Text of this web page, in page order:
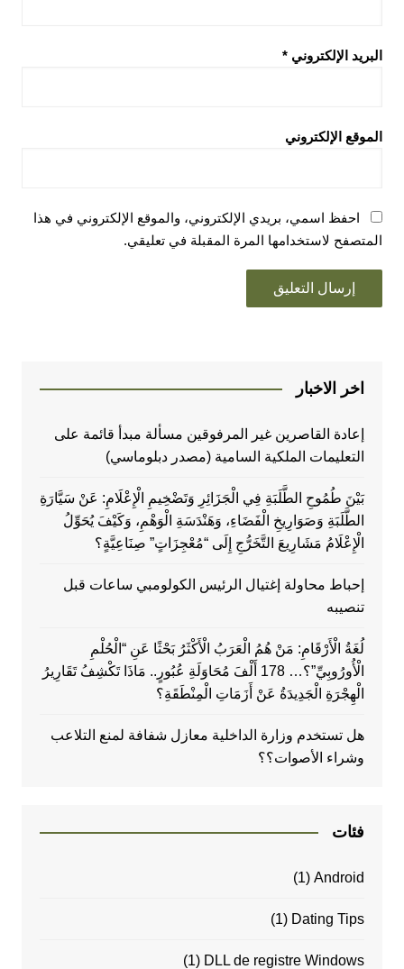
البريد الإلكتروني *
الموقع الإلكتروني
احفظ اسمي، بريدي الإلكتروني، والموقع الإلكتروني في هذا
المتصفح لاستخدامها المرة المقبلة في تعليقي.
اخر الاخبار
إعادة القاصرين غير المرفوقين مسألة مبدأ قائمة على
التعليمات الملكية السامية (مصدر دبلوماسي)
بَيْنَ طُمُوحِ الطَّلَبَةِ فِي الْجَزَائِرِ وَتَضْخِيمِ الْإِعْلَامِ: عَنْ سَيَّارَةِ
الطَّلَبَةِ وَصَوَارِيخِ الْفَضَاءِ، وَهَنْدَسَةِ الْوَهْمِ، وَكَيْفَ يُحَوِّلُ
الْإِعْلَامُ مَشَارِيعَ التَّخَرُّجِ إِلَى “مُعْجِزَاتٍ” صِنَاعِيَّةٍ؟
إحباط محاولة إغتيال الرئيس الكولومبي ساعات قبل
تنصيبه
لُغَةُ الْأَرْقَامِ: مَنْ هُمُ الْعَرَبُ الْأَكْثَرُ بَحْثًا عَنِ “الْحُلْمِ
الْأُورُوبِيِّ”؟… 178 أَلْفَ مُحَاوَلَةِ عُبُورٍ.. مَاذَا تَكْشِفُ تَقَارِيرُ
الْهِجْرَةِ الْجَدِيدَةُ عَنْ أَزَمَاتِ الْمِنْطَقَةِ؟
هل تستخدم وزارة الداخلية معازل شفافة لمنع التلاعب
وشراء الأصوات؟؟
فئات
Android
(1)
Dating Tips
(1)
DLL de registre Windows
(1)